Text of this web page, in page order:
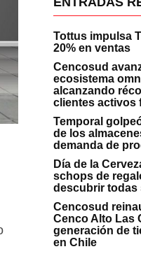
Tottus impulsa
20% en ventas
Cencosud
ecosistema
alcanzando
clientes activos
Temporal
de los
demanda de
Día de la
schops de
descubrir todas
Cencosud
Cenco Alto Las
generación de
en Chile